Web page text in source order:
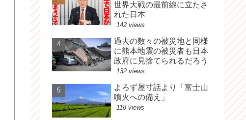
世界大戦の最前線に立たさ
れた日本
142 views
過去の数々の被災地と同様
に熊本地震の被災者も日本
政府に見捨てられるだろう
132 views
よろず屋寸話より「富士山
噴火への備え」
118 views